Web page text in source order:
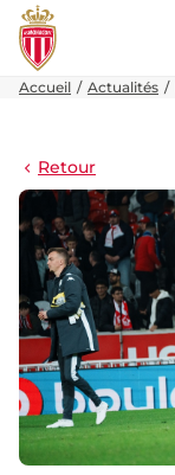
Accueil Actualités
Retour